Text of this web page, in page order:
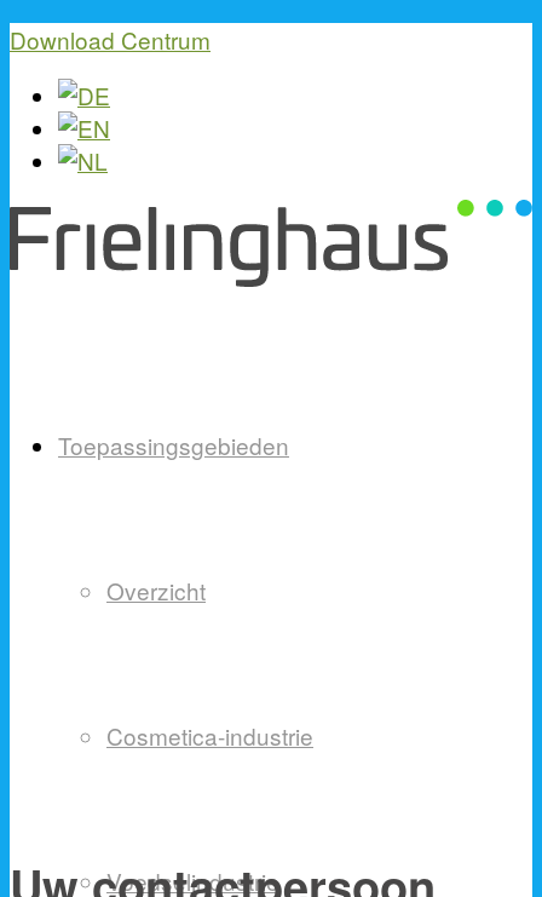
Download Centrum
Toepassingsgebieden
Overzicht
Cosmetica-industrie
Voedselindustrie